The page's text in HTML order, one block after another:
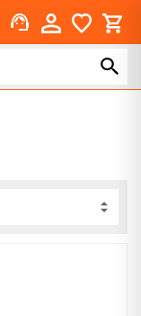
support_agent